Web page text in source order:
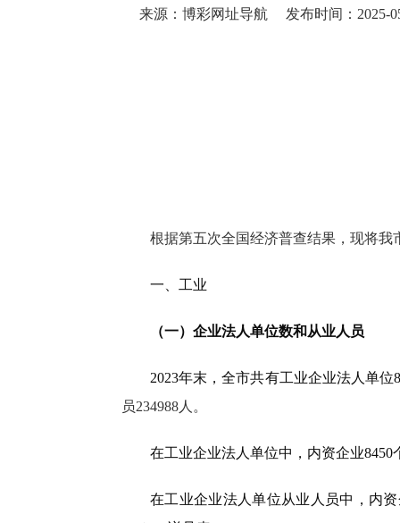
来源：博彩网址导航 发布时间：2025-
根据第五次全国经济普查结果，现将
一、工业
（一）企业法人单位数和从业人员
2023年末，全市共有工业企业法人单位
员234988人。
在工业企业法人单位中，内资企业8450
在工业企业法人单位从业人员中，内